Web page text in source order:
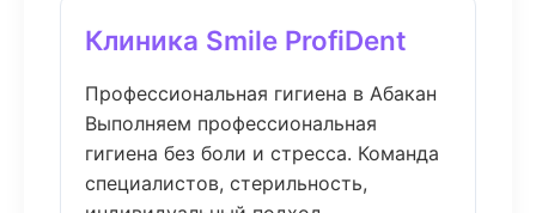
Клиника Smile ProfiDent
Профессиональная гигиена в Абакан
Выполняем профессиональная
гигиена без боли и стресса. Команда
специалистов, стерильность,